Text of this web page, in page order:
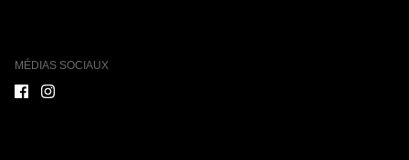
MÉDIAS SOCIAUX